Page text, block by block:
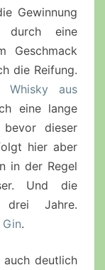
Gewinnung
durch eine
Geschmack
die Reifung.
Whisky aus
eine lange
dieser
hier aber
in der Regel
Und die
drei Jahre.
.
deutlich